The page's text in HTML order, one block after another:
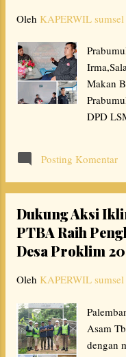
untuk
kami ke
disapa
Rika
karena
maka
Oleh KAPERWIL sumsel
Makan
DPD
Dan
dirumah
sakit
Bunda,
Bae"
Ketika
Posting Komentar
Dukung Aksi
PTBA Raih
Desa Proklim
Oleh KAPERWIL sumsel
Asam
dengan